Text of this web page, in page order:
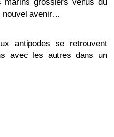
marins grossiers venus du
nouvel avenir…
antipodes se retrouvent
avec les autres dans un